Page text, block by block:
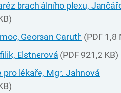
brachiálního plexu,
Georsan Caruth (PDF 1,8
Elstnerová (PDF 921,2 KB)
pro lékaře, Mgr. Jahnová